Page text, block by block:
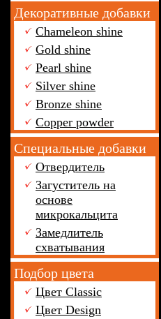
Декоративные добавки
Chameleon shine
Gold shine
Pearl shine
Silver shine
Bronze shine
Copper powder
Специальные добавки
Отвердитель
Загуститель на
основе
микрокальцита
Замедлитель
схватывания
Подбор цвета
Цвет Classic
Цвет Design